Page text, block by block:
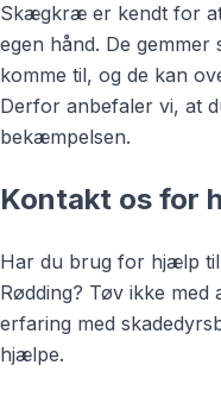
Skægkræ er kendt for
egen hånd. De
komme til, og de kan
Derfor anbefaler vi, at
bekæmpelsen.
Kontakt os for
Har du brug for hjælp
Rødding? Tøv ikke
erfaring med
hjælpe.